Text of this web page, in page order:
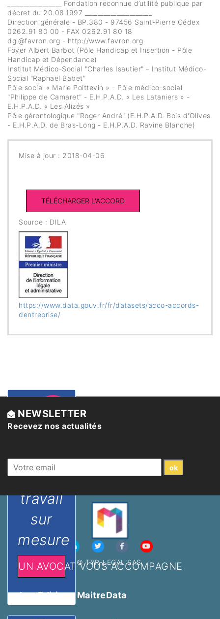
_________________ Fondation reconnue d’utilité publique par
décret du 20.08.1997 _____________________
Direction générale - BP.380 - 97456 Saint-Pierre Cédex
0262.91 80 00 - FAX 0262.91 80 18
dgl@favron.org - http://www.favron.org
Foyer Albert Barbot (Pôle Handicap et Insertion - Pôle
Handicap et Dépendance)
Institut Médico-Social "Charles Isautier" – Institut Médico-
Social "Raphaël Babet"
Pôle social « Marie Poittevin » - Pôle médico-social
"Philippe de Camaret" - E.H.P.A.D. « Les Lataniers » -
E.H.P.A.D. « Les Alizés »
Pôle gérontologique "Roger André" (E.H.P.A.D. Bois d'Olives
- E.H.P.A.D. de Bras-Long - E.H.P.A.D. Ravine Blanche)
Mise à jour : 2018-04-06
Source : DILA
https://www.data.gouv.fr/fr/datasets/acco-accords-
dentreprise/
juridique
Un
temps
de
travail
sur
mesure
UN AVOCAT VOUS ACCOMPAGNE
NEWSLETTER
Recevez nos actualités
© TYR-LEGAL SAS.
Les Editions MaitreData